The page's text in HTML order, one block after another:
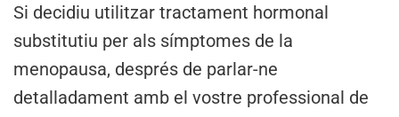
Si decidiu utilitzar tractament hormonal
substitutiu per als símptomes de la
menopausa, després de parlar-ne
detalladament amb el vostre professional de